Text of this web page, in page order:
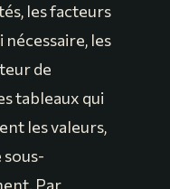
les facteurs
nécessaire, les
de
tableaux qui
les valeurs,
sous-
Par